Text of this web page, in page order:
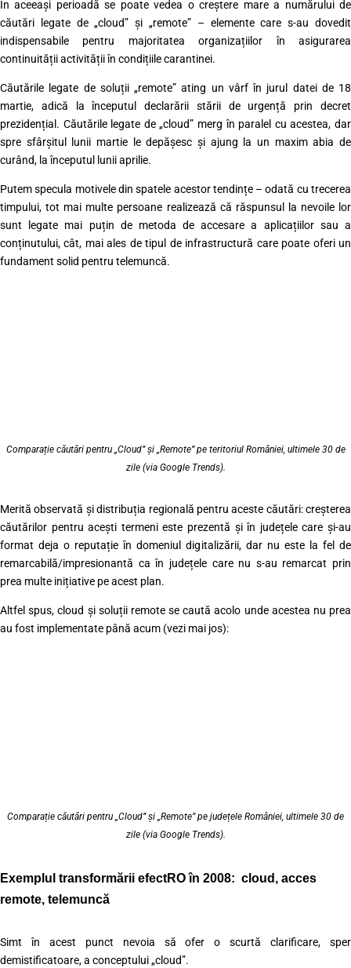
În aceeași perioadă se poate vedea o creștere mare a numărului de
căutări legate de „cloud” și „remote” – elemente care s-au dovedit
indispensabile pentru majoritatea organizațiilor în asigurarea
continuității activității în condițiile carantinei.
Căutările legate de soluții „remote” ating un vârf în jurul datei de 18
martie, adică la începutul declarării stării de urgență prin decret
prezidențial. Căutările legate de „cloud” merg în paralel cu acestea, dar
spre sfârșitul lunii martie le depășesc și ajung la un maxim abia de
curând, la începutul lunii aprilie.
Putem specula motivele din spatele acestor tendințe – odată cu trecerea
timpului, tot mai multe persoane realizează că răspunsul la nevoile lor
sunt legate mai puțin de metoda de accesare a aplicațiilor sau a
conținutului, cât, mai ales de tipul de infrastructură care poate oferi un
fundament solid pentru telemuncă.
Comparație căutări pentru „Cloud” și „Remote” pe teritoriul României, ultimele 30 de
zile (via Google Trends).
Merită observată și distribuția regională pentru aceste căutări: creșterea
căutărilor pentru acești termeni este prezentă și în județele care și-au
format deja o reputație în domeniul digitalizării, dar nu este la fel de
remarcabilă/impresionantă ca în județele care nu s-au remarcat prin
prea multe inițiative pe acest plan.
Altfel spus, cloud și soluții remote se caută acolo unde acestea nu prea
au fost implementate până acum (vezi mai jos):
Comparație căutări pentru „Cloud” și „Remote” pe județele României, ultimele 30 de
zile (via Google Trends).
Exemplul transformării efectRO în 2008: cloud, acces
remote, telemuncă
Simt în acest punct nevoia să ofer o scurtă clarificare, sper
demistificatoare, a conceptului „cloud”.